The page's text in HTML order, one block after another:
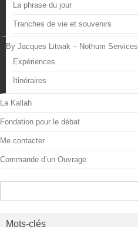
La phrase du jour
Tranches de vie et souvenirs
By Jacques Litwak – Nothum Services
Expériences
Itinéraires
La Kallah
Fondation pour le débat
Me contacter
Commande d’un Ouvrage
Mots-clés